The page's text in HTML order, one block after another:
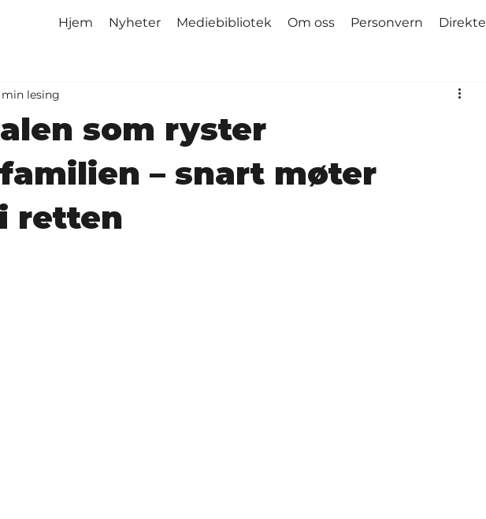
Hjem Nyheter Mediebibliotek Om oss Personvern Direkte
som ryster
– snart møter
retten
min lesing